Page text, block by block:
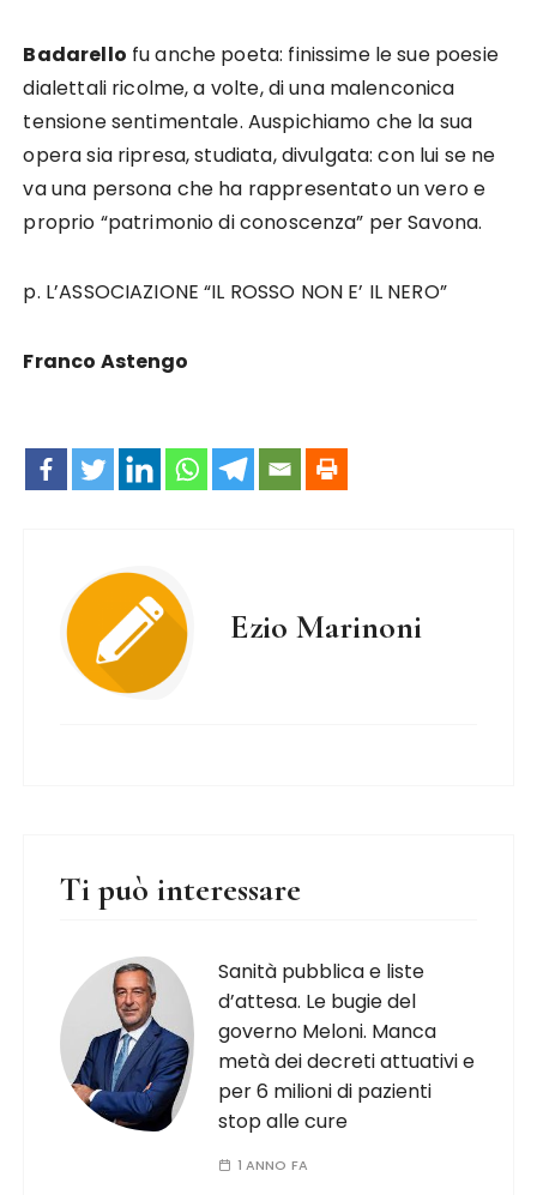
Badarello fu anche poeta: finissime le sue poesie
dialettali ricolme, a volte, di una malenconica
tensione sentimentale. Auspichiamo che la sua
opera sia ripresa, studiata, divulgata: con lui se ne
va una persona che ha rappresentato un vero e
proprio “patrimonio di conoscenza” per Savona.
p. L’ASSOCIAZIONE “IL ROSSO NON E’ IL NERO”
Franco Astengo
Ezio Marinoni
Ti può interessare
Sanità pubblica e liste
d’attesa. Le bugie del
governo Meloni. Manca
metà dei decreti attuativi e
per 6 milioni di pazienti
stop alle cure
1 ANNO FA